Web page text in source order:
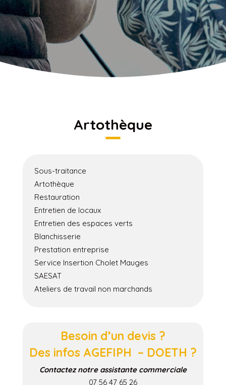
Artothèque
Sous-traitance
Artothèque
Restauration
Entretien de locaux
Entretien des espaces verts
Blanchisserie
Prestation entreprise
Service Insertion Cholet Mauges
SAESAT
Ateliers de travail non marchands
Besoin d’un devis ?
Des infos AGEFIPH – DOETH ?
Contactez notre assistante commerciale
07 56 47 65 26